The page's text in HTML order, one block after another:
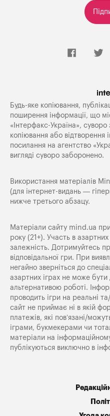
Будь-яке копiювання,
поширення iнформацiї, що
«Iнтерфакс-Україна»,
копіювання або відтворення
посилання на агентство
вигляді суворо заборонено.
Використання матеріалів
(для інтернет-видань —
нижче третього абзацу.
Матеріали сайту mind.ua
року (21+). Участь в
залежність. Дотримуйтесь
відповідальної гри. При
негайно зверніться до
азартних іграх не може
альтернативою роботі.
проводить ігри на реальні
сайт не приймає ні в якій
платежів, які пов’язані/
іграми, букмекерами чи
матеріали на
публікуються виключно в